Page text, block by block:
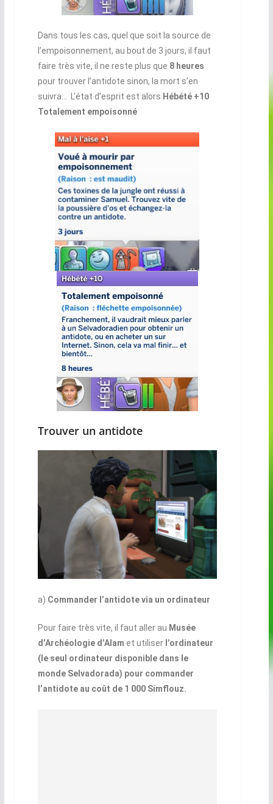
Dans tous les cas, quel que soit la source de
l’empoisonnement, au bout de 3 jours, il faut
faire très vite, il ne reste plus que 8 heures
pour trouver l’antidote sinon, la mort s’en
suivra… L’état d’esprit est alors Hébété +10
Totalement empoisonné
Trouver un antidote
a) Commander l’antidote via un ordinateur
Pour faire très vite, il faut aller au Musée
d’Archéologie d’Alam et utiliser l’ordinateur
(le seul ordinateur disponible dans le
monde Selvadorada) pour commander
l’antidote au coût de 1 000 Simflouz.